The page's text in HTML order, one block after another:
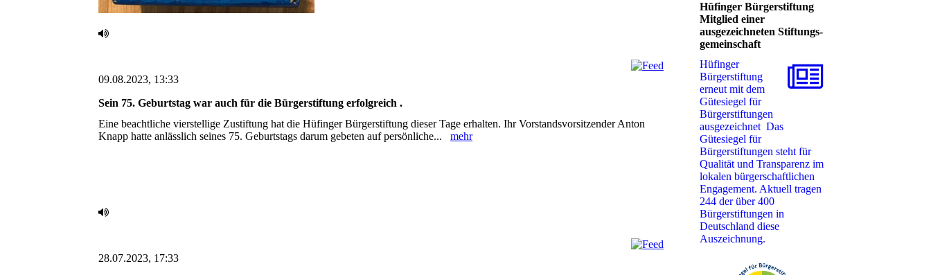
09.08.2023, 13:33
Sein 75. Geburtstag war auch für die Bürgerstiftung erfolgreich .
Eine beachtliche vierstellige Zustiftung hat die Hüfinger Bürgerstiftung dieser Tage erhalten. Ihr ‎Vorstandsvorsitzender Anton
Knapp hatte anlässlich seines 75. Geburtstags darum gebeten auf ‎persönliche... mehr
28.07.2023, 17:33
Hüfinger Bürgerstiftung
Mitglied einer
ausgezeichneten Stiftungs-
gemeinschaft
Hüfinger
Bürgerstiftung
erneut mit dem
Gütesiegel für
Bürgerstiftungen
ausgezeichnet ‎ Das
Gütesiegel für
Bürgerstiftungen steht für
Qualität und Transparenz im
lokalen ‎bürgerschaftlichen
Engagement. Aktuell tragen
244 der über 400
Bürgerstiftungen in
Deutschland ‎diese
Auszeichnung. ‎